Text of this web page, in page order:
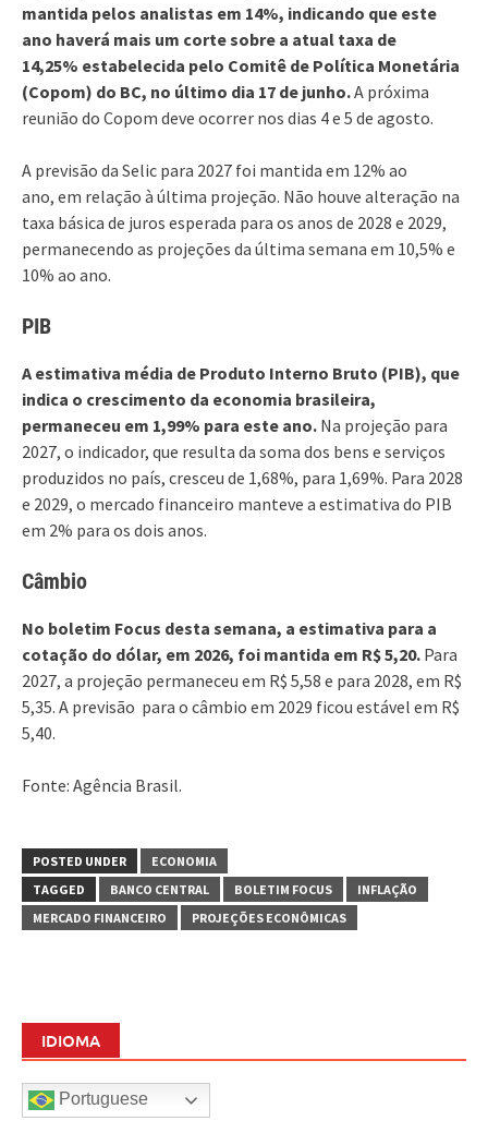
mantida pelos analistas em 14%, indicando que este
ano haverá mais um corte sobre a atual taxa de
14,25% estabelecida pelo Comitê de Política Monetária
(Copom) do BC, no último dia 17 de junho.A próxima
reunião do Copom deve ocorrer nos dias 4 e 5 de agosto.
A previsão da Selic para 2027 foi mantida em 12% ao
ano, em relação à última projeção. Não houve alteração na
taxa básica de juros esperada para os anos de 2028 e 2029,
permanecendo as projeções da última semana em 10,5% e
10% ao ano.
PIB
A estimativa média de Produto Interno Bruto (PIB), que
indica o crescimento da economia brasileira,
permaneceu em 1,99% para este ano. Na projeção para
2027, o indicador, que resulta da soma dos bens e serviços
produzidos no país, cresceu de 1,68%, para 1,69%. Para 2028
e 2029, o mercado financeiro manteve a estimativa do PIB
em 2% para os dois anos.
Câmbio
No boletim Focus desta semana, a estimativa para a
cotação do dólar, em 2026, foi mantida em R$ 5,20. Para
2027, a projeção permaneceu em R$ 5,58 e para 2028, em R$
5,35. A previsão para o câmbio em 2029 ficou estável em R$
5,40.
Fonte: Agência Brasil.
POSTED UNDER
ECONOMIA
TAGGED
BANCO CENTRAL BOLETIM FOCUS
INFLAÇÃO
MERCADO FINANCEIRO
PROJEÇÕES ECONÔMICAS
IDIOMA
Portuguese